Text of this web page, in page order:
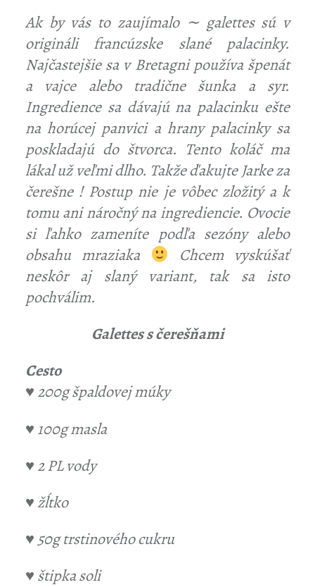
Ak by vás to zaujímalo ∼ galettes sú v
origináli francúzske slané palacinky.
Najčastejšie sa v Bretagni používa špenát
a vajce alebo tradične šunka a syr.
Ingredience sa dávajú na palacinku ešte
na horúcej panvici a hrany palacinky sa
poskladajú do štvorca. Tento koláč ma
lákal už veľmi dlho. Takže ďakujte Jarke za
čerešne ! Postup nie je vôbec zložitý a k
tomu ani náročný na ingrediencie. Ovocie
si ľahko zameníte podľa sezóny alebo
obsahu mraziaka
Chcem vyskúšať
neskôr aj slaný variant, tak sa isto
pochválim.
Galettes s čerešňami
Cesto
♥ 200g špaldovej múky
♥ 100g masla
♥ 2 PL vody
♥ žĺtko
♥ 50g trstinového cukru
♥ štipka soli